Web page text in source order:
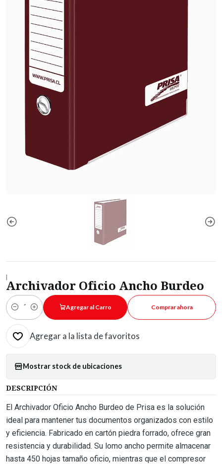
|
Archivador Oficio Ancho Burdeo
Cantidad
Agregar al Carro Comprar ahora
Agregar a la lista de favoritos
Mostrar stock de ubicaciones
DESCRIPCIÓN
El Archivador Oficio Ancho Burdeo de Prisa es la solución
ideal para mantener tus documentos organizados con estilo
y eficiencia. Fabricado en cartón piedra forrado, ofrece gran
resistencia y durabilidad. Su lomo ancho permite almacenar
hasta 450 hojas tamaño oficio, mientras que el compresor